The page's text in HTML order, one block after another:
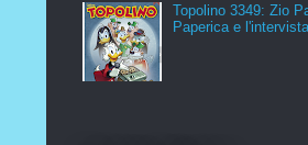
Topolino 3349: Zio
Paperica e